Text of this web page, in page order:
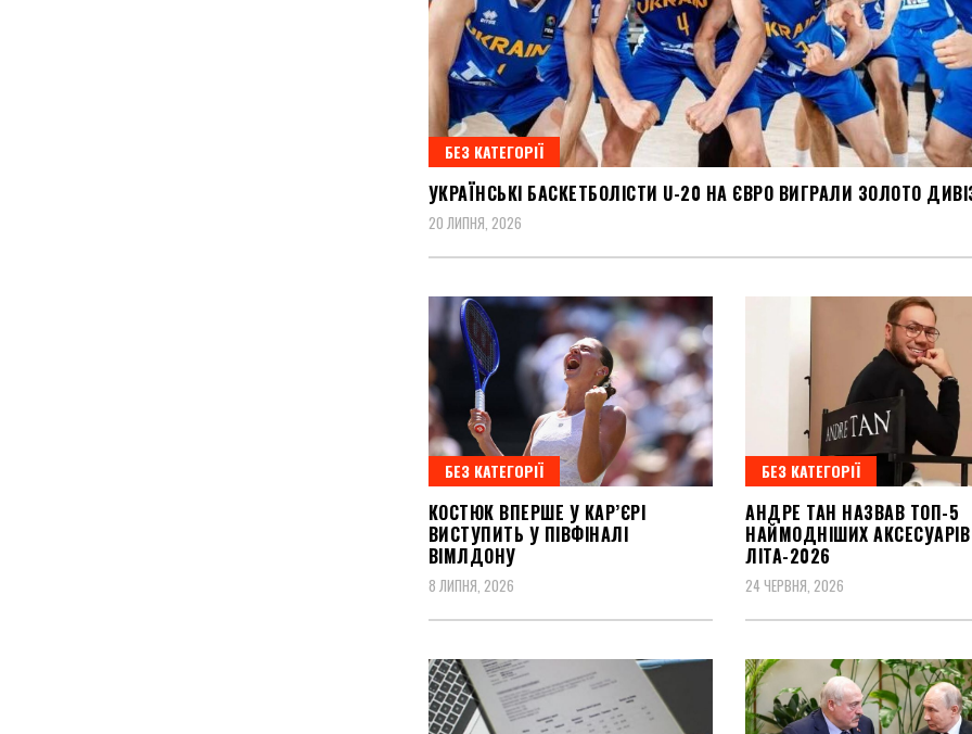
БЕЗ КАТЕГОРІЇ
УКРАЇНСЬКІ БАСКЕТБОЛІСТИ U-20 НА ЄВРО ВИГРАЛИ ЗОЛОТО
20 ЛИПНЯ, 2026
БЕЗ КАТЕГОРІЇ
КОСТЮК ВПЕРШЕ У КАР’ЄРІ
ВИСТУПИТЬ У ПІВФІНАЛІ
ВІМЛДОНУ
8 ЛИПНЯ, 2026
БЕЗ КАТЕГОРІЇ
АНДРЕ ТАН НАЗВАВ ТОП-5
НАЙМОДНІШИХ АКСЕСУАРІВ
ЛІТА-2026
24 ЧЕРВНЯ, 2026